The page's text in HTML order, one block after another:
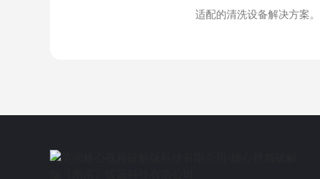
适配的清洗设备解决方案。